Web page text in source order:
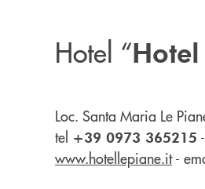
Hotel “
Loc. Santa Maria Le
tel +39 0973 365215 -
www.hotellepiane.it -